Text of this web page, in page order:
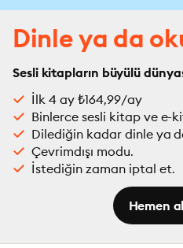
Dinle ya da
Sesli kitapların büyülü
İlk 4 ay ₺164,99/ay
Binlerce sesli kitap ve e-
Dilediğin kadar dinle ya
Çevrimdışı modu.
İstediğin zaman iptal et.
Hemen